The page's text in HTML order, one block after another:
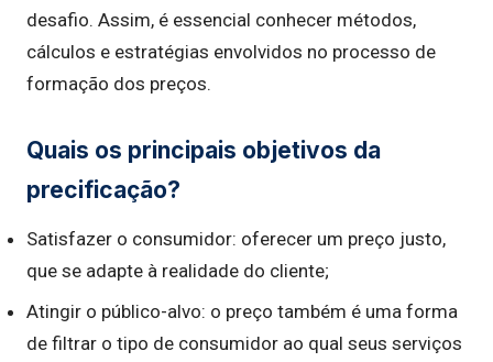
desafio. Assim, é essencial conhecer métodos,
cálculos e estratégias envolvidos no processo de
formação dos preços.
Quais os principais objetivos da
precificação?
Satisfazer o consumidor: oferecer um preço justo,
que se adapte à realidade do cliente;
Atingir o público-alvo: o preço também é uma forma
de filtrar o tipo de consumidor ao qual seus serviços